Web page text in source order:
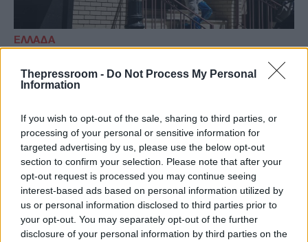
Thepressroom - Do Not Process My Personal
Information
If you wish to opt-out of the sale, sharing to third parties, or
processing of your personal or sensitive information for
targeted advertising by us, please use the below opt-out
section to confirm your selection. Please note that after your
opt-out request is processed you may continue seeing
interest-based ads based on personal information utilized by
us or personal information disclosed to third parties prior to
your opt-out. You may separately opt-out of the further
disclosure of your personal information by third parties on the
ΕΛΛΑΔΑ
Ζωγράφου: Αναμένεται νεκροψία για τις
παθολογικά αίτια» ισχυρίστηκε ο γιος
Για την υπόθεση έχει συλληφθεί ο 54χρονος,
σε βάρος του οποίου έχει ασκηθεί δίωξη για
ανθρωποκτονία κατά συρροή, ενώ
εξετάζεται και η ψυχική του κατάσταση.